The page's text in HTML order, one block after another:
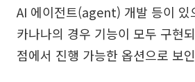
AI 에이전트(agent) 개발 등이 있
카나나의 경우 기능이 모두 구현
점에서 진행 가능한 옵션으로 보